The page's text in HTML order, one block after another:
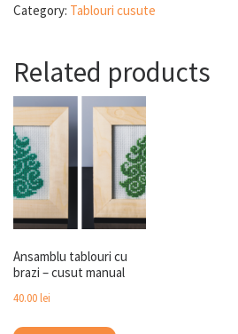
Category: Tablouri cusute
Related products
Ansamblu tablouri cu
brazi – cusut manual
40.00lei